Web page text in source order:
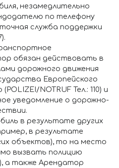
незамедлительно
по телефону
служба поддержки
обязан действовать в
дорожного движения
Европейского
NOTRUF Тел.: 110) и
уведомление о дорожно-
в результате других
в результате
объектов), то на место
вызвать полицию
а также Арендатор